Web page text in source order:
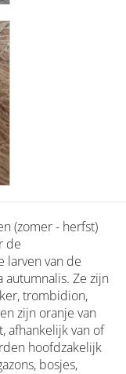
(zomer - herfst)
de
larven van de
Ze zijn
trombidion,
zijn oranje van
afhankelijk van of
hoofdzakelijk
bosjes,